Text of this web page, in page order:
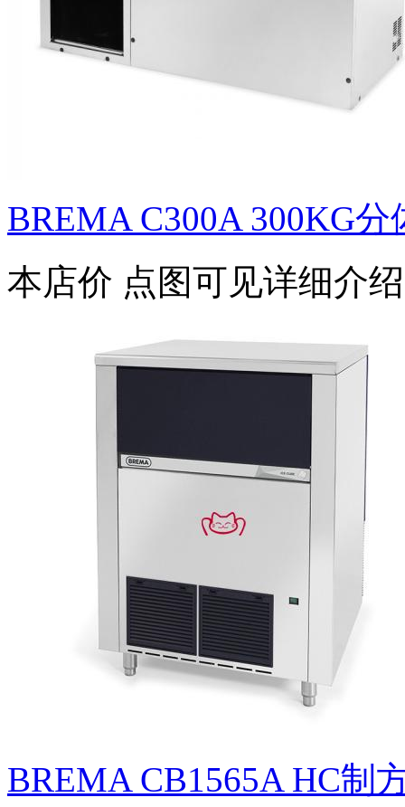
BREMA C300A 300KG
本店价 点图可见详细介绍
BREMA CB1565A HC制